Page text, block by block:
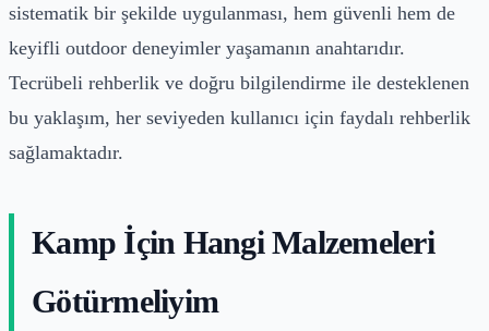
sistematik bir şekilde uygulanması, hem güvenli hem de
keyifli outdoor deneyimler yaşamanın anahtarıdır.
Tecrübeli rehberlik ve doğru bilgilendirme ile desteklenen
bu yaklaşım, her seviyeden kullanıcı için faydalı rehberlik
sağlamaktadır.
Kamp İçin Hangi Malzemeleri
Götürmeliyim